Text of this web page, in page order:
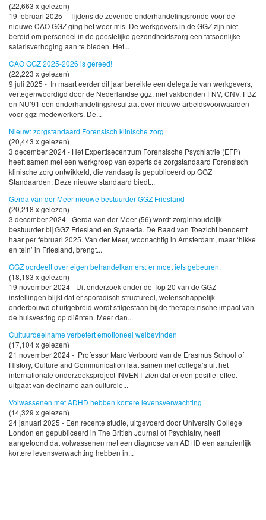
(22,663 x gelezen)
19 februari 2025 - Tijdens de zevende onderhandelingsronde voor de
nieuwe CAO GGZ ging het weer mis. De werkgevers in de GGZ zijn niet
bereid om personeel in de geestelijke gezondheidszorg een fatsoenlijke
salarisverhoging aan te bieden. Het...
CAO GGZ 2025-2026 is gereed!
(22,223 x gelezen)
9 juli 2025 - In maart eerder dit jaar bereikte een delegatie van werkgevers,
vertegenwoordigd door de Nederlandse ggz, met vakbonden FNV, CNV, FBZ
en NU’91 een onderhandelingsresultaat over nieuwe arbeidsvoorwaarden
voor ggz-medewerkers. De...
Nieuw: zorgstandaard Forensisch klinische zorg
(20,443 x gelezen)
3 december 2024 - Het Expertisecentrum Forensische Psychiatrie (EFP)
heeft samen met een werkgroep van experts de zorgstandaard Forensisch
klinische zorg ontwikkeld, die vandaag is gepubliceerd op GGZ
Standaarden. Deze nieuwe standaard biedt...
Gerda van der Meer nieuwe bestuurder GGZ Friesland
(20,218 x gelezen)
3 december 2024 - Gerda van der Meer (56) wordt zorginhoudelijk
bestuurder bij GGZ Friesland en Synaeda. De Raad van Toezicht benoemt
haar per februari 2025. Van der Meer, woonachtig in Amsterdam, maar ‘hikke
en tein’ in Friesland, brengt...
GGZ oordeelt over eigen behandelkamers: er moet iets gebeuren.
(18,183 x gelezen)
19 november 2024 - Uit onderzoek onder de Top 20 van de GGZ-
instellingen blijkt dat er sporadisch structureel, wetenschappelijk
onderbouwd of uitgebreid wordt stilgestaan bij de therapeutische impact van
de huisvesting op cliënten. Meer dan...
Cultuurdeelname verbetert emotioneel welbevinden
(17,104 x gelezen)
21 november 2024 - Professor Marc Verboord van de Erasmus School of
History, Culture and Communication laat samen met collega’s uit het
internationale onderzoeksproject INVENT zien dat er een positief effect
uitgaat van deelname aan culturele...
Volwassenen met ADHD hebben kortere levensverwachting
(14,329 x gelezen)
24 januari 2025 - Een recente studie, uitgevoerd door University College
London en gepubliceerd in The British Journal of Psychiatry, heeft
aangetoond dat volwassenen met een diagnose van ADHD een aanzienlijk
kortere levensverwachting hebben in...